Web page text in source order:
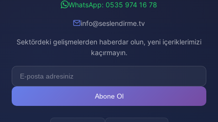
WhatsApp: 0535 974 16 78
info@seslendirme.tv
Sektördeki gelişmelerden haberdar olun, yeni içeriklerimizi
kaçırmayın.
Abone Ol